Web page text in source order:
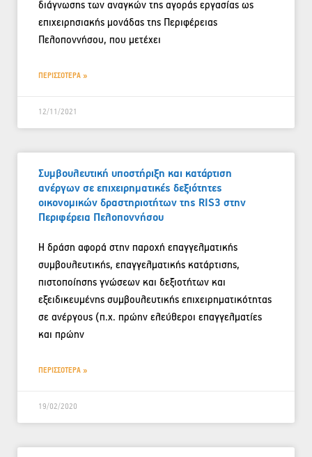
διάγνωσης των αναγκών της αγοράς εργασίας ως
επιχειρησιακής μονάδας της Περιφέρειας
Πελοποννήσου, που μετέχει
ΠΕΡΙΣΣΟΤΕΡΑ »
12/11/2021
Συμβουλευτική υποστήριξη και κατάρτιση
ανέργων σε επιχειρηματικές δεξιότητες
οικονομικών δραστηριοτήτων της RIS3 στην
Περιφέρεια Πελοποννήσου
Η δράση αφορά στην παροχή επαγγελματικής
συμβουλευτικής, επαγγελματικής κατάρτισης,
πιστοποίησης γνώσεων και δεξιοτήτων και
εξειδικευμένης συμβουλευτικής επιχειρηματικότητας
σε ανέργους (π.χ. πρώην ελεύθεροι επαγγελματίες
και πρώην
ΠΕΡΙΣΣΟΤΕΡΑ »
19/02/2020